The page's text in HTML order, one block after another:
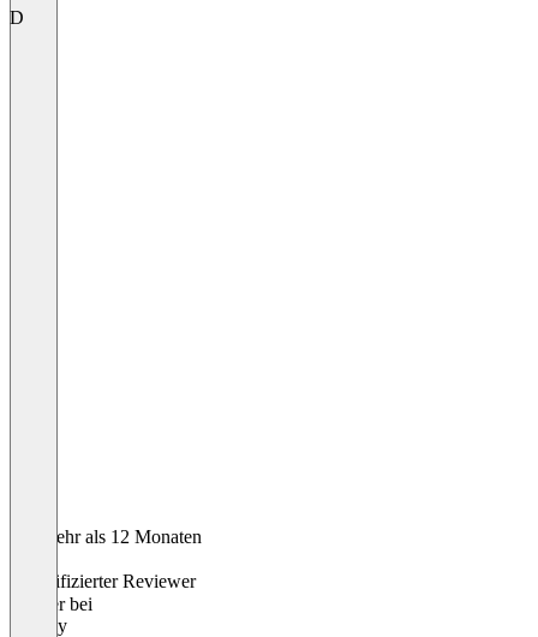
D
Vor mehr als 12 Monaten
Verifizierter Reviewer
Beraterbei
LeRoiy